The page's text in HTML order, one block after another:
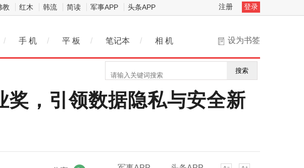
教 红木 韩流 简读 军事APP 头条APP 注册 登录
设为书签
/ 手 机 / 平 板 / 笔记本 / 相 机
搜索
，引领数据隐私与安全新